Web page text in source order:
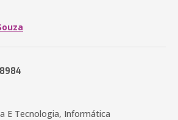
E Tecnologia, Informática